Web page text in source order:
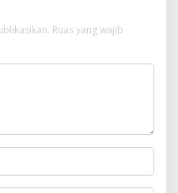
Ruas yang wajib